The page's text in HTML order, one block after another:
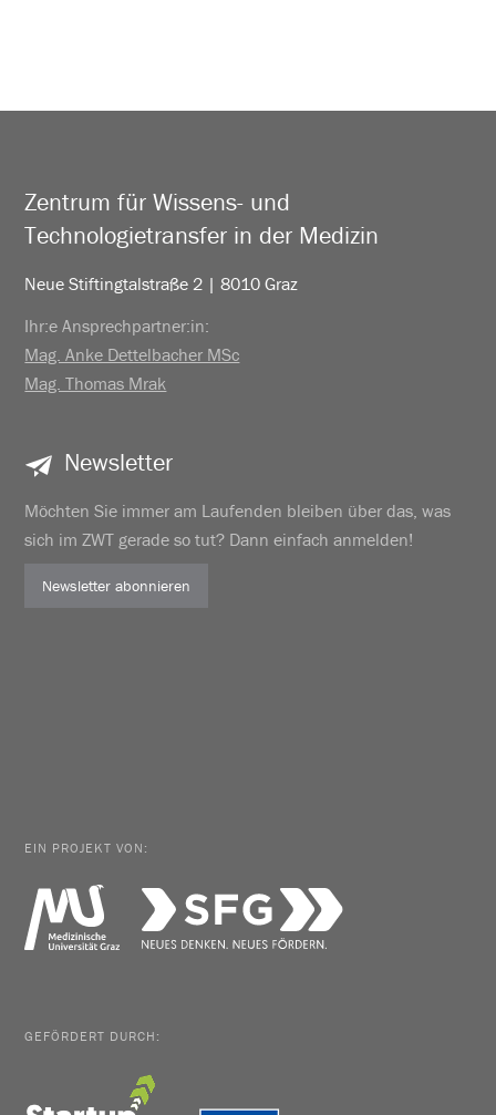
Zentrum für Wissens- und
Technologietransfer in der Medizin
Neue Stiftingtalstraße 2 | 8010 Graz
Ihr:e Ansprechpartner:in:
Mag. Anke Dettelbacher MSc
Mag. Thomas Mrak
Newsletter
Möchten Sie immer am Laufenden bleiben über das, was
sich im ZWT gerade so tut? Dann einfach anmelden!
Newsletter abonnieren
EIN PROJEKT VON:
GEFÖRDERT DURCH: